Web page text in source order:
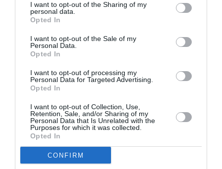
I want to opt-out of the Sharing of my
personal data.
Opted In
I want to opt-out of the Sale of my
Personal Data.
Opted In
I want to opt-out of processing my
Personal Data for Targeted Advertising.
Opted In
I want to opt-out of Collection, Use,
Retention, Sale, and/or Sharing of my
Personal Data that Is Unrelated with the
Purposes for which it was collected.
Opted In
CONFIRM
Πληροφορίες / Κρατήσεις:
Τηλ: 2310 229 778 |
Ακολουθήστε το Culturenow.gr στο
Δείτε όλα τατελευταία νέα
Νέοι Διαγωνισμοί❯
Tags